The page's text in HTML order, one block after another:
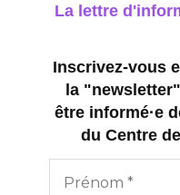
La lettre
Inscrivez-vous
la
être informé·e
du Centre